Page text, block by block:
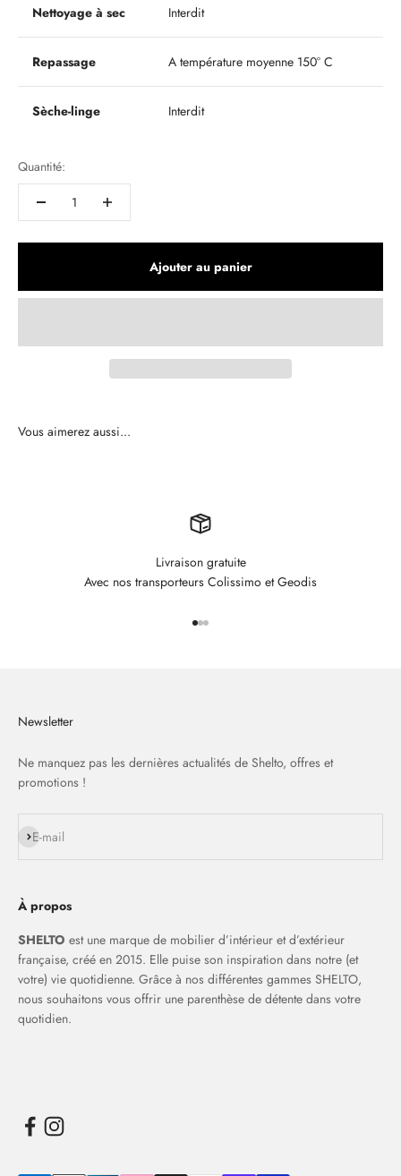
Nettoyage à sec Interdit
Repassage A température moyenne 150° C
Sèche-linge Interdit
Quantité:
Ajouter au panier
Livraison gratuite
Avec nos transporteurs Colissimo et Geodis
Aller à l'élément 1
Aller à l'élément 2
Aller à l'élément 3
Newsletter
Ne manquez pas les dernières actualités de Shelto, offres et
promotions !
E-mail
S'inscrire
À propos
SHELTO est une marque de mobilier d’intérieur et d’extérieur
française, créé en 2015. Elle puise son inspiration dans notre (et
votre) vie quotidienne. Grâce à nos différentes gammes SHELTO,
nous souhaitons vous offrir une parenthèse de détente dans votre
quotidien.